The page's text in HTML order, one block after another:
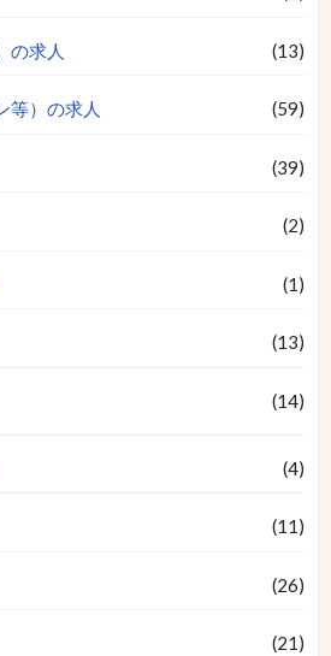
の求人 (13)
等）の求人 (59)
(39)
(2)
(1)
(13)
(14)
(4)
(11)
(26)
(21)